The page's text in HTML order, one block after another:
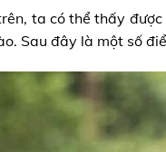
ta có thể thấy
Sau đây là một số